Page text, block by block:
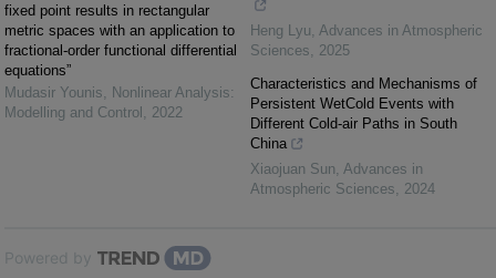
fixed point results in rectangular
metric spaces with an application to
fractional-order functional differential
equations”
Mudasir Younis
Nonlinear Analysis:
Modelling and Control
2022
Heng Lyu Advances in Atmospheric
Sciences
2025
Characteristics and Mechanisms of
Persistent WetCold Events with
Different Cold-air Paths in South
China
Xiaojuan Sun Advances in
Atmospheric Sciences
2024
Powered by